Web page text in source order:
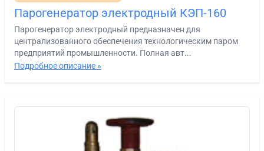
Парогенератор электродный КЭП-160
Парогенератор электродный предназначен для
централизованного обеспечения технологическим паром
предприятий промышленности. Полная авт...
Подробное описание »